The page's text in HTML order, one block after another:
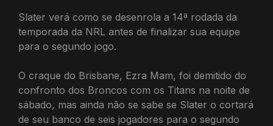
Slater verá como se desenrola a 14ª rodada da
temporada da NRL antes de finalizar sua equipe
para o segundo jogo.
O craque do Brisbane, Ezra Mam, foi demitido do
confronto dos Broncos com os Titans na noite de
sábado, mas ainda não se sabe se Slater o cortará
de seu banco de seis jogadores para o segundo